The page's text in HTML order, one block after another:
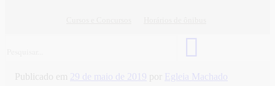
Publicado em 29 de maio de 2019 por Egleia Machado